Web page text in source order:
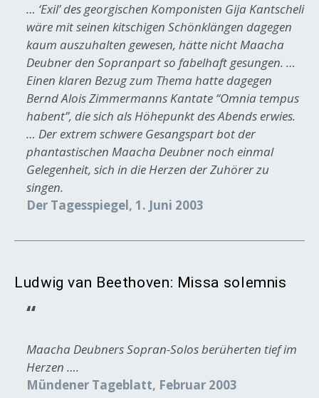
… ‘Exil’ des georgischen Komponisten Gija Kantscheli
wäre mit seinen kitschigen Schönklängen dagegen
kaum auszuhalten gewesen, hätte nicht Maacha
Deubner den Sopranpart so fabelhaft gesungen. …
Einen klaren Bezug zum Thema hatte dagegen
Bernd Alois Zimmermanns Kantate “Omnia tempus
habent”, die sich als Höhepunkt des Abends erwies.
… Der extrem schwere Gesangspart bot der
phantastischen Maacha Deubner noch einmal
Gelegenheit, sich in die Herzen der Zuhörer zu
singen.
Der Tagesspiegel, 1. Juni 2003
Ludwig van Beethoven: Missa solemnis
Maacha Deubners Sopran-Solos berüherten tief im
Herzen ….
Mündener Tageblatt, Februar 2003